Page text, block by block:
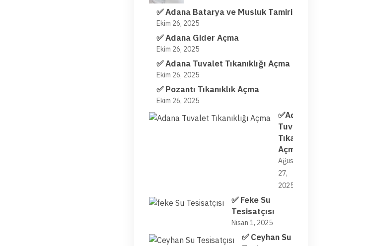
✅ Adana Batarya ve Musluk Tamiri
Ekim 26, 2025
✅ Adana Gider Açma
Ekim 26, 2025
✅ Adana Tuvalet Tıkanıklığı Açma
Ekim 26, 2025
✅ Pozantı Tıkanıklık Açma
Ekim 26, 2025
✅Adana
Tuvalet
Tıkanıklığı
Açma
Ağustos
27,
2025
✅ Feke Su
Tesisatçısı
Nisan 1, 2025
✅ Ceyhan Su